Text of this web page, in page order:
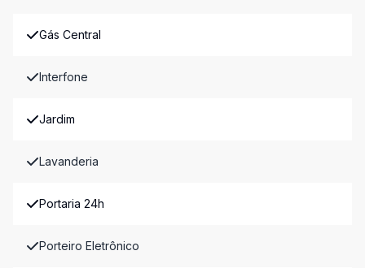
Gás Central
Interfone
Jardim
Lavanderia
Portaria 24h
Porteiro Eletrônico